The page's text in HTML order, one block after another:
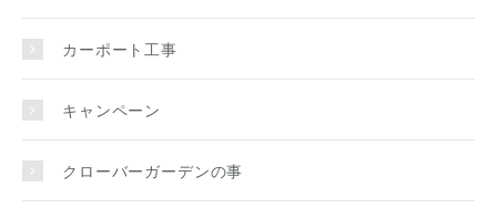
カーポート工事
キャンペーン
クローバーガーデンの事